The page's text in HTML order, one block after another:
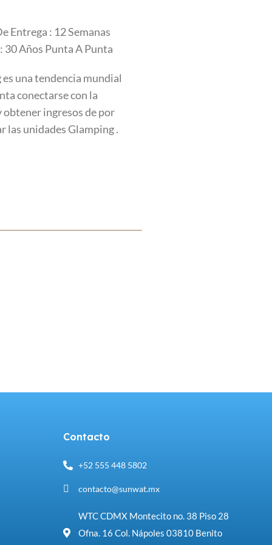
Entrega : 12 Semanas
30 Años Punta A Punta
una tendencia mundial
conectarse con la
obtener ingresos de por
las unidades Glamping .
Contacto
+52 555 448 5802
contacto@sunwat.mx
WTC CDMX Montecito no. 38 Piso 28
Ofna. 16 Col. Nápoles 03810 Benito